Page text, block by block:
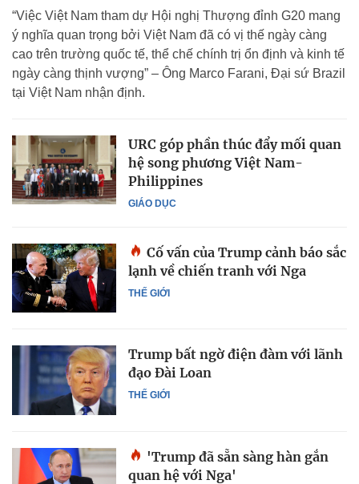
“Việc Việt Nam tham dự Hội nghị Thượng đỉnh G20 mang
ý nghĩa quan trọng bởi Việt Nam đã có vị thế ngày càng
cao trên trường quốc tế, thể chế chính trị ổn định và kinh tế
ngày càng thịnh vượng” – Ông Marco Farani, Đại sứ Brazil
tại Việt Nam nhận định.
GIÁO DỤC
URC góp phần thúc đẩy mối quan
hệ song phương Việt Nam-
Philippines
THẾ GIỚI
Cố vấn của Trump cảnh báo sắc
lạnh về chiến tranh với Nga
THẾ GIỚI
Trump bất ngờ điện đàm với lãnh
đạo Đài Loan
'Trump đã sẵn sàng hàn gắn
quan hệ với Nga'